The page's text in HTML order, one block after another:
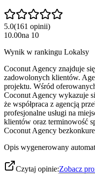
5.0(161 opinii)
10.00na 10
Wynik w rankingu Lokalsy
Coconut Agency znajduje
zadowolonych klientów.
projektu. Wśród
Coconut Agency wykazuje
że współpraca z agencją
profesjonalne usługi na
klientów oraz terminowość
Coconut Agency
Opis wygenerowany
Czytaj opinie:Zobacz